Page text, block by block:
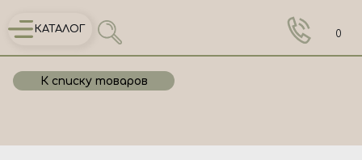
КАТАЛОГ 0
К списку товаров